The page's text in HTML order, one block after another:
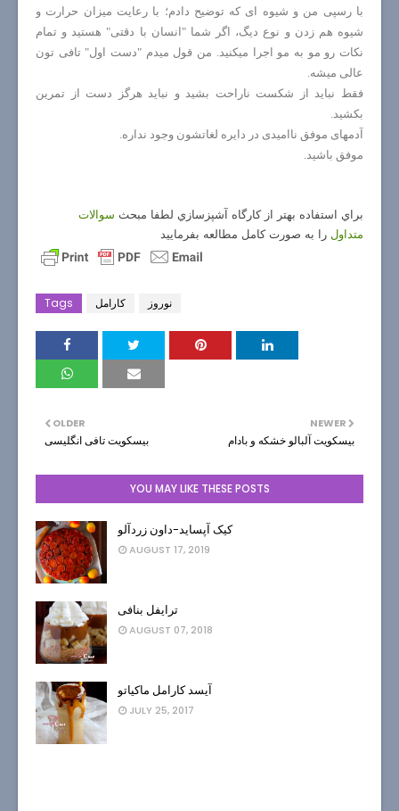
با رسپی من و شیوه ای که توضیح دادم؛ با رعایت میزان حرارت و
شیوه هم زدن و نوع دیگ، اگر شما "انسان با دقتی" هستید و تمام
نکات رو مو به مو اجرا میکنید. من قول میدم "دست اول" تافی تون
عالی میشه.
فقط نباید از شکست ناراحت بشید و نباید هرگز دست از تمرین
بکشید.
آدمهای موفق ناامیدی در دایره لغاتشون وجود نداره.
موفق باشید.
براي استفاده بهتر از كارگاه آشپزسازي لطفا مبحث سوالات
متداول را به صورت كامل مطالعه بفرماييد
Tags كارامل نوروز
NEWER
بيسكويت آلبالو خشكه و بادام
OLDER
بیسکویت تافی انگلیسی
YOU MAY LIKE THESE POSTS
کیک آپساید-داون زردآلو
AUGUST 17, 2019
ترایفل بنافی
AUGUST 07, 2018
آیسد کارامل ماکیاتو
JULY 25, 2017